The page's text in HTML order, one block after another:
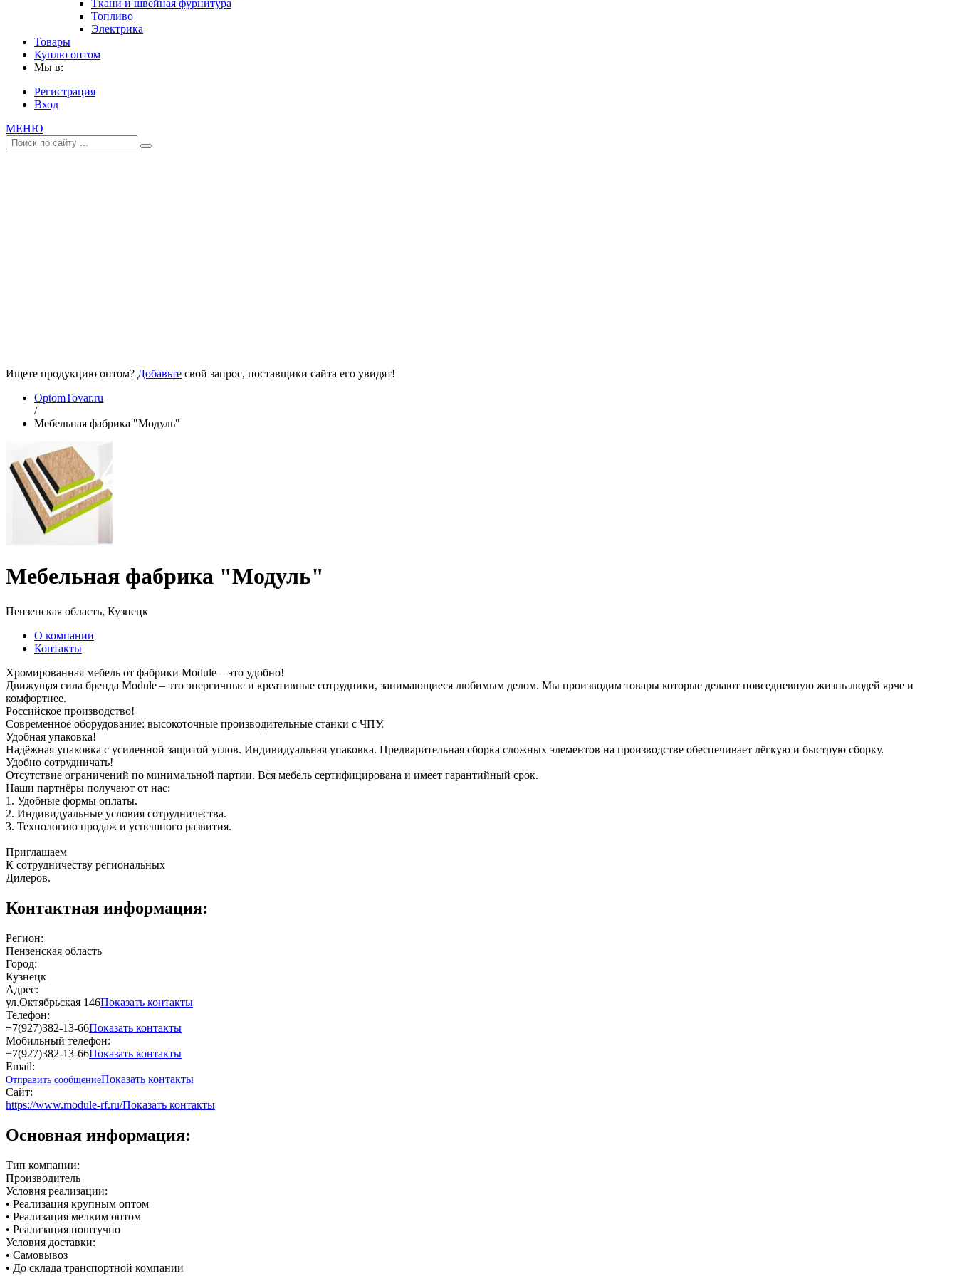
Ткани и швейная фурнитура
Топливо
Электрика
Товары
Куплю оптом
Мы в:
Регистрация
Вход
МЕНЮ
Ищете продукцию оптом? Добавьте свой запрос, поставщики сайта его увидят!
OptomTovar.ru
/
Мебельная фабрика "Модуль"
Мебельная фабрика "Модуль"
Пензенская область, Кузнецк
О компании
Контакты
Хромированная мебель от фабрики Module – это удобно!
Движущая сила бренда Module – это энергичные и креативные сотрудники, занимающиеся любимым делом. Мы производим товары которые делают повседневную жизнь людей ярче и
комфортнее.
Российское производство!
Современное оборудование: высокоточные производительные станки с ЧПУ.
Удобная упаковка!
Надёжная упаковка с усиленной защитой углов. Индивидуальная упаковка. Предварительная сборка сложных элементов на производстве обеспечивает лёгкую и быструю сборку.
Удобно сотрудничать!
Отсутствие ограничений по минимальной партии. Вся мебель сертифицирована и имеет гарантийный срок.
Наши партнёры получают от нас:
1. Удобные формы оплаты.
2. Индивидуальные условия сотрудничества.
3. Технологию продаж и успешного развития.
Приглашаем
К сотрудничеству региональных
Дилеров.
Контактная информация:
Регион:
Пензенская область
Город:
Кузнецк
Адрес:
ул.Октябрьская 146Показать контакты
Телефон:
+7(927)382-13-66Показать контакты
Мобильный телефон:
+7(927)382-13-66Показать контакты
Email:
Отправить сообщениеПоказать контакты
Сайт:
https://www.module-rf.ru/Показать контакты
Основная информация:
Тип компании:
Производитель
Условия реализации:
• Реализация крупным оптом
• Реализация мелким оптом
• Реализация поштучно
Условия доставки:
• Самовывоз
• До склада транспортной компании